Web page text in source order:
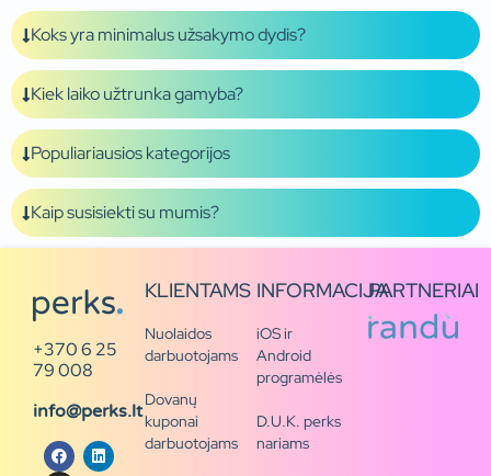
Koks yra minimalus užsakymo dydis?
Kiek laiko užtrunka gamyba?
Populiariausios kategorijos
Kaip susisiekti su mumis?
+370 6 25
79 008
info@perks.lt
KLIENTAMS
Nuolaidos
darbuotojams
Dovanų
kuponai
darbuotojams
INFORMACIJA
iOS ir
Android
programėlės
D.U.K. perks
nariams
PARTNERIAI